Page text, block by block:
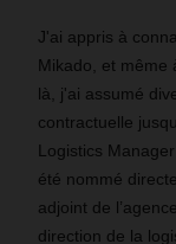
J'ai appris à
Mikado, et même
là, j'ai assumé
contractuelle
Logistics
été nommé
adjoint de
direction de la